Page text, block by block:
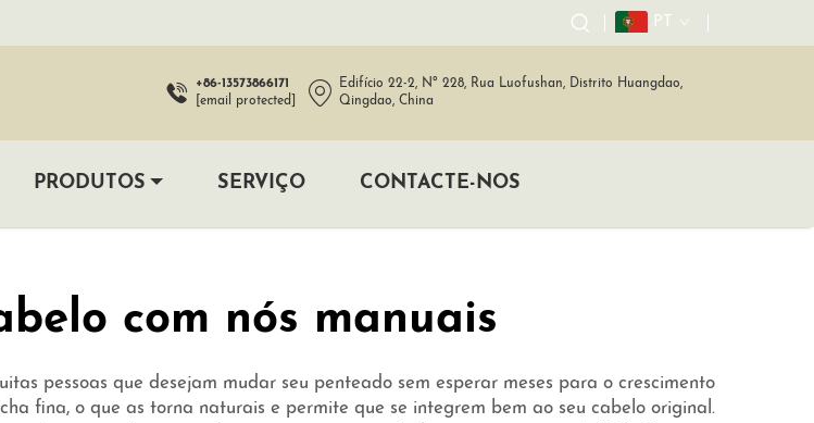
PT
+86-13573866171
[email protected]
Edifício 22-2, Nº 228, Rua Luofushan, Distrito Huangdao,
Qingdao, China
PRODUTOS SERVIÇO CONTACTE-NOS
com nós manuais
pessoas que desejam mudar seu penteado sem esperar meses para o crescimento
fina, o que as torna naturais e permite que se integrem bem ao seu cabelo original.